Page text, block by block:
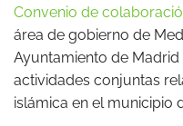
Convenio de
área de gobierno de
Ayuntamiento de
actividades conjuntas
islámica en el municipio